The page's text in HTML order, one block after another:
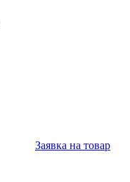
Заявка на товар